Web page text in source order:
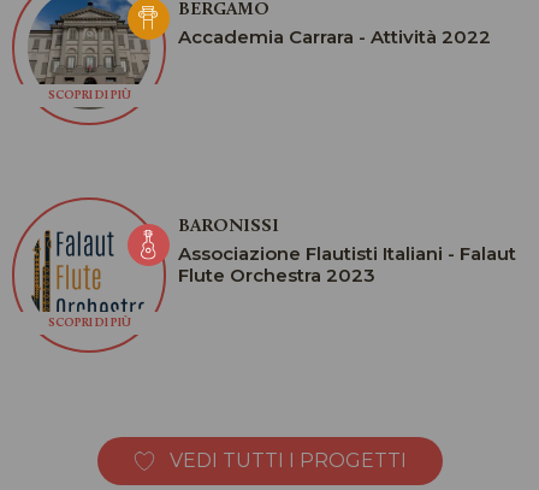
SCOPRI DI PIÙ
BERGAMO
Accademia Carrara - Attività 2022
SCOPRI DI PIÙ
BARONISSI
Associazione Flautisti Italiani - Falaut
Flute Orchestra 2023
VEDI TUTTI I PROGETTI